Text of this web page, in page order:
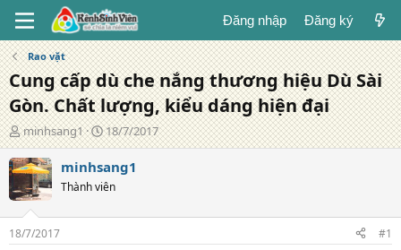
Đăng nhập Đăng ký
Rao vặt
Cung cấp dù che nắng thương hiệu Dù Sài
Gòn. Chất lượng, kiểu dáng hiện đại
T
á
c
g
i
ả
minhsang1
N
g
à
y
đ
g
18/7/2017
minhsang1
Thành viên
18/7/2017
#1